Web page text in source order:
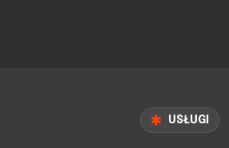
USŁUGI